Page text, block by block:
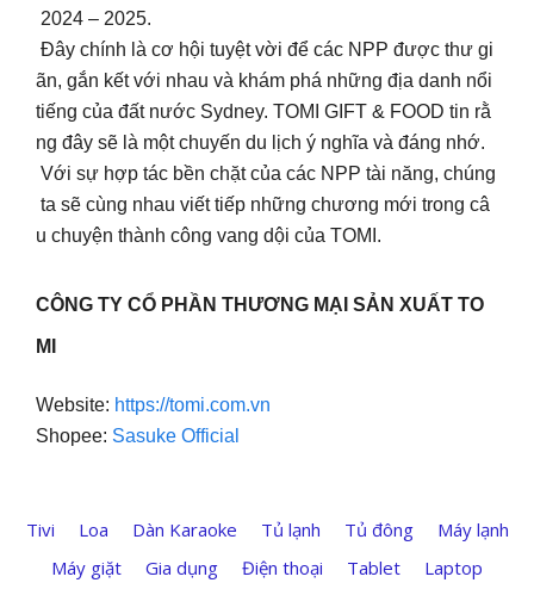
2024 – 2025.
Đây chính là cơ hội tuyệt vời để các NPP được thư gi
ãn, gắn kết với nhau và khám phá những địa danh nổi
tiếng của đất nước Sydney. TOMI GIFT & FOOD tin rằ
ng đây sẽ là một chuyến du lịch ý nghĩa và đáng nhớ.
Với sự hợp tác bền chặt của các NPP tài năng, chúng
ta sẽ cùng nhau viết tiếp những chương mới trong câ
u chuyện thành công vang dội của TOMI.
CÔNG TY CỔ PHẦN THƯƠNG MẠI SẢN XUẤT TO
MI
Website: https://tomi.com.vn
Shopee: Sasuke Official
Tivi Loa Dàn Karaoke Tủ lạnh Tủ đông
Máy lạnh
Máy giặt
Gia dụng Điện thoại Tablet
Laptop